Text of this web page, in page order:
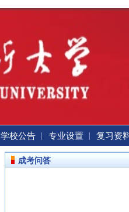
学校公告 专业设置 复习资
成考问答